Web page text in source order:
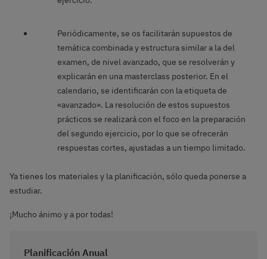
Periódicamente, se os facilitarán supuestos de
temática combinada y estructura similar a la del
examen, de nivel avanzado, que se resolverán y
explicarán en una masterclass posterior. En el
calendario, se identificarán con la etiqueta de
«avanzado». La resolución de estos supuestos
prácticos se realizará con el foco en la preparación
del segundo ejercicio, por lo que se ofrecerán
respuestas cortes, ajustadas a un tiempo limitado.
Ya tienes los materiales y la planificación, sólo queda ponerse a
estudiar.
¡Mucho ánimo y a por todas!
Planificación Anual